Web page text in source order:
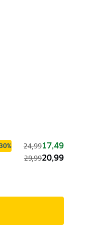
24,9917,49
29,9920,99